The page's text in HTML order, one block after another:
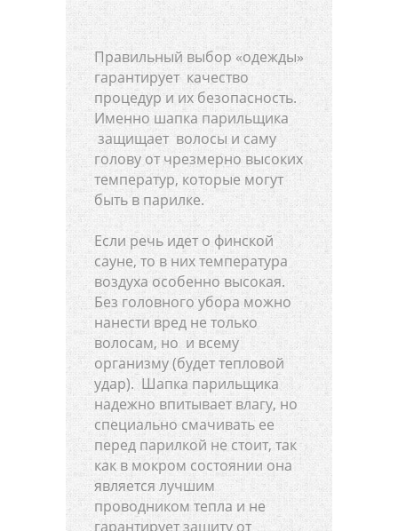
Правильный выбор «одежды»
гарантирует качество
процедур и их безопасность.
Именно шапка парильщика
защищает волосы и саму
голову от чрезмерно высоких
температур, которые могут
быть в парилке.
Если речь идет о финской
сауне, то в них температура
воздуха особенно высокая.
Без головного убора можно
нанести вред не только
волосам, но и всему
организму (будет тепловой
удар). Шапка парильщика
надежно впитывает влагу, но
специально смачивать ее
перед парилкой не стоит, так
как в мокром состоянии она
является лучшим
проводником тепла и не
гарантирует защиту от